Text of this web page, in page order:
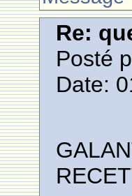
Re:
Posté
Date: